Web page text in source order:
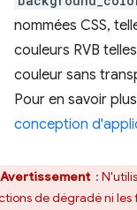
nommées CSS,
couleurs RVB
couleur sans
Pour en savoir
conception
Avertissement :
de dégradé ni les